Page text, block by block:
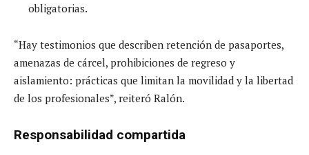
obligatorias.
“Hay testimonios que describen retención de pasaportes,
amenazas de cárcel, prohibiciones de regreso y
aislamiento: prácticas que limitan la movilidad y la libertad
de los profesionales”, reiteró Ralón.
Responsabilidad compartida